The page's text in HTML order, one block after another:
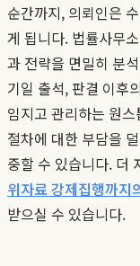
순간까지, 의뢰인은
게 됩니다. 법률사무
과 전략을 면밀히 분
기일 출석, 판결 이후
임지고 관리하는 원
절차에 대한 부담을
중할 수 있습니다. 더
위자료 강제집행까지
받으실 수 있습니다.